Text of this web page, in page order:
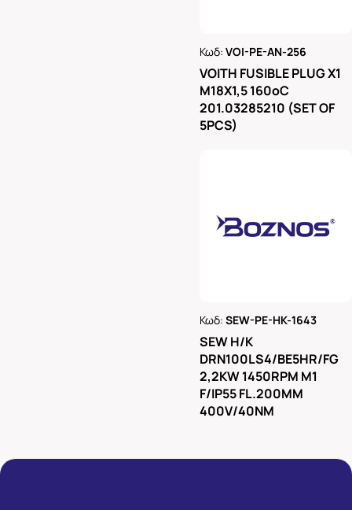
Κωδ:VOI-PE-AN-256
VOITH FUSIBLE PLUG X1
M18X1,5 160oC
201.03285210 (SET OF
5PCS)
Κωδ:SEW-PE-HK-1643
SEW H/K
DRN100LS4/BE5HR/FG
2,2KW 1450RPM M1
F/IP55 FL.200MM
400V/40NM